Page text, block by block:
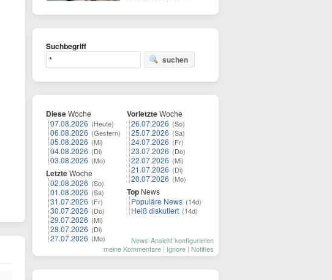
Suchbegriff
suchen
DieseWoche
07.08.2026 (Heute)
06.08.2026 (Gestern)
05.08.2026 (Mi)
04.08.2026 (Di)
03.08.2026 (Mo)
LetzteWoche
02.08.2026 (So)
01.08.2026 (Sa)
31.07.2026 (Fr)
30.07.2026 (Do)
29.07.2026 (Mi)
28.07.2026 (Di)
27.07.2026 (Mo)
VorletzteWoche
26.07.2026 (So)
25.07.2026 (Sa)
24.07.2026 (Fr)
23.07.2026 (Do)
22.07.2026 (Mi)
21.07.2026 (Di)
20.07.2026 (Mo)
Top News
Populäre News (14d)
Heiß diskutiert (14d)
News-Ansicht konfigurieren
meine Kommentare | Ignore | Notifies